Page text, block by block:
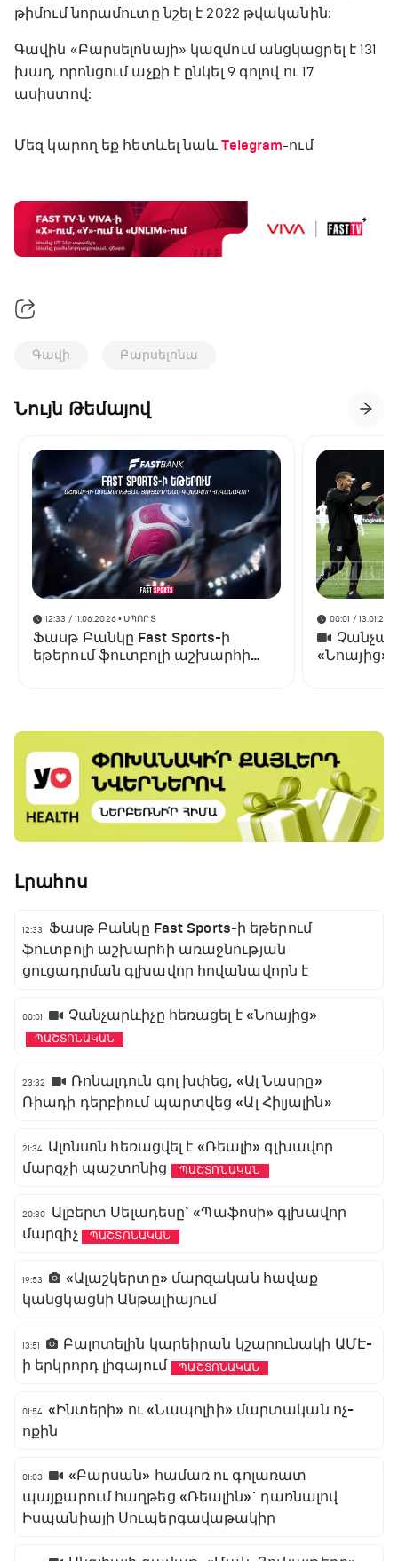
թիմում նորամուտը նշել է 2022 թվականին:
Գավին «Բարսելոնայի» կազմում անցկացրել է 131
խաղ, որոնցում աչքի է ընկել 9 գոլով ու 17
ասիստով:
Մեզ կարող եք հետևել նաև Telegram-ում
Գավի Բարսելոնա
Նույն Թեմայով
12:33 / 11.06.2026• ՍՊՈՐՏ
Ֆասթ Բանկը Fast Sports-ի
եթերում ֆուտբոլի աշխարհի
00:01 /
«Նոայից»
Լրահոս
12:33
Ֆասթ Բանկը Fast Sports-ի եթերում
ֆուտբոլի աշխարհի առաջնության
ցուցադրման գլխավոր հովանավորն է
00:01 Չանչարևիչը հեռացել է «Նոայից»
ՊԱՇՏՈՆԱԿԱՆ
23:32
Ռոնալդուն գոլ խփեց, «Ալ Նասրը»
Ռիադի դերբիում պարտվեց «Ալ Հիլյալին»
21:34 Ալոնսոն հեռացվել է «Ռեալի» գլխավոր
մարզչի պաշտոնից
ՊԱՇՏՈՆԱԿԱՆ
20:30
Ալբերտ Սելադեսը` «Պաֆոսի» գլխավոր
մարզիչ
ՊԱՇՏՈՆԱԿԱՆ
19:53
«Ալաշկերտը» մարզական հավաք
կանցկացնի Անթալիայում
13:51
Բալոտելին կարեիրան կշարունակի ԱՄԷ-
ի երկրորդ լիգայում
ՊԱՇՏՈՆԱԿԱՆ
01:54 «Ինտերի» ու «Նապոլիի» մարտական ոչ-
ոքին
01:03
«Բարսան» համառ ու գոլառատ
պայքարում հաղթեց «Ռեալին»` դառնալով
Իսպանիայի Սուպերգավաթակիր